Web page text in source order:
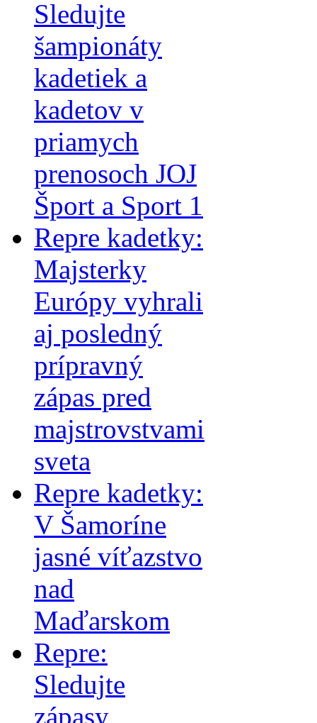
Sledujte
šampionáty
kadetiek a
kadetov v
priamych
prenosoch JOJ
Šport a Sport 1
Repre kadetky:
Majsterky
Európy vyhrali
aj posledný
prípravný
zápas pred
majstrovstvami
sveta
Repre kadetky:
V Šamoríne
jasné víťazstvo
nad
Maďarskom
Repre:
Sledujte
zápasy